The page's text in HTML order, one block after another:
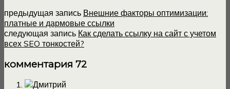
предыдущая запись Внешние факторы оптимизации:
платные и дармовые ссылки
следующая запись Как сделать ссылку на сайт с учетом
всех SEO тонкостей?
комментария 72